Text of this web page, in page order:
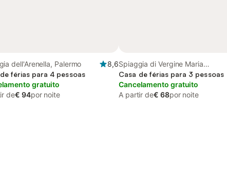
dell'Arenella, Palermo
8,6
férias para 4 pessoas
gratuito
de€ 94por noite
Spiaggia di Vergine Maria
(Palermo), Palermo
Casa de férias para 3 pessoas
Cancelamento gratuito
A partir de€ 68por noite